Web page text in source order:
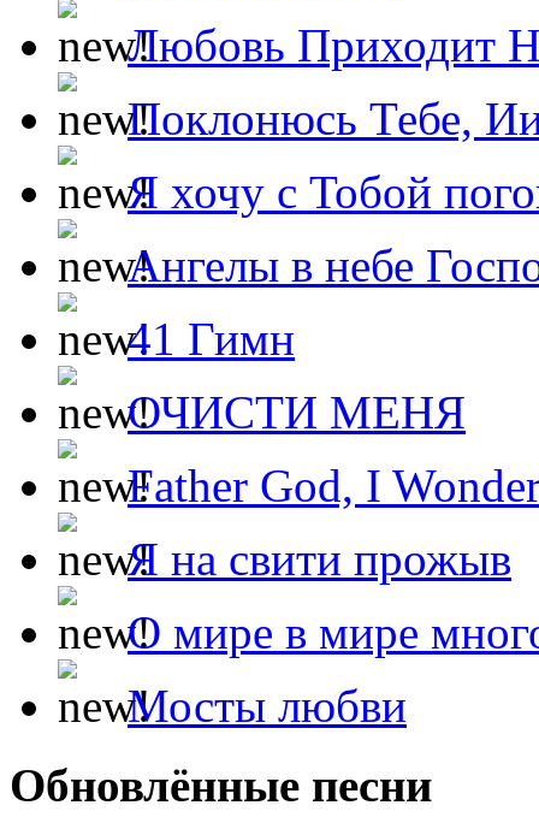
Любовь Приходит
Поклонюсь Тебе,
Я хочу с Тобой
Ангелы в небе
41 Гимн
ОЧИСТИ МЕНЯ
Father God, I
Я на свити прожыв
О мире в мире
Мосты любви
Обновлённые песни